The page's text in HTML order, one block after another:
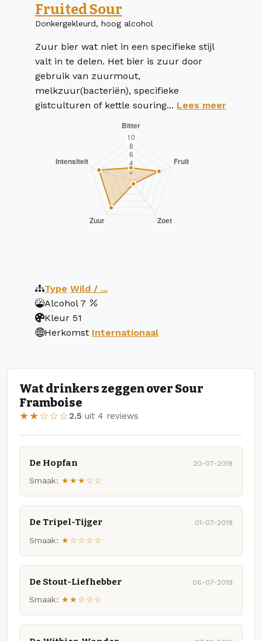
Fruited Sour
Donkergekleurd, hoog alcohol
Zuur bier wat niet in een specifieke stijl
valt in te delen. Het bier is zuur door
gebruik van zuurmout,
melkzuur(bacteriën), specifieke
gistculturen of kettle souring... Lees meer
Type Wild / ...
Alcohol 7
Kleur 51
Herkomst Internationaal
Wat drinkers zeggen over Sour
Framboise
★★☆☆☆2.5 uit 4 reviews
De Hopfan 20-07-2019
Smaak: ★★★☆☆
De Tripel-Tijger 01-07-2019
Smaak: ★☆☆☆☆
De Stout-Liefhebber 06-07-2019
Smaak: ★★☆☆☆